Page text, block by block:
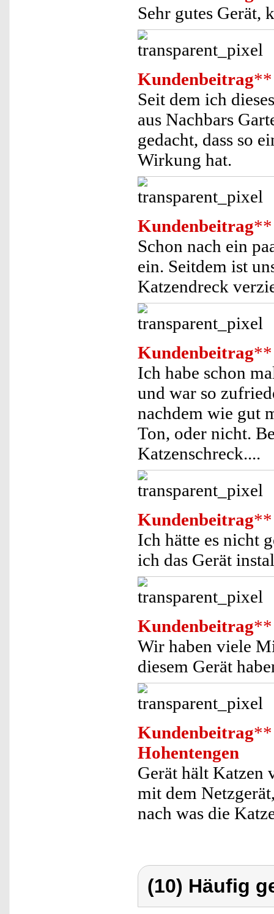
Sehr gutes Gerät,
Kundenbeitrag**
Seit dem ich
aus Nachbars
gedacht, dass so
Wirkung hat.
Kundenbeitrag**
Schon nach ein
ein. Seitdem ist
Katzendreck
Kundenbeitrag**
Ich habe schon
und war so
nachdem wie gut
Ton, oder nicht.
Katzenschreck....
Kundenbeitrag**
Ich hätte es nicht
ich das Gerät
Kundenbeitrag**
Wir haben viele
diesem Gerät
Kundenbeitrag**
Hohentengen
Gerät hält Katzen
mit dem
nach was die
(10) Häufig